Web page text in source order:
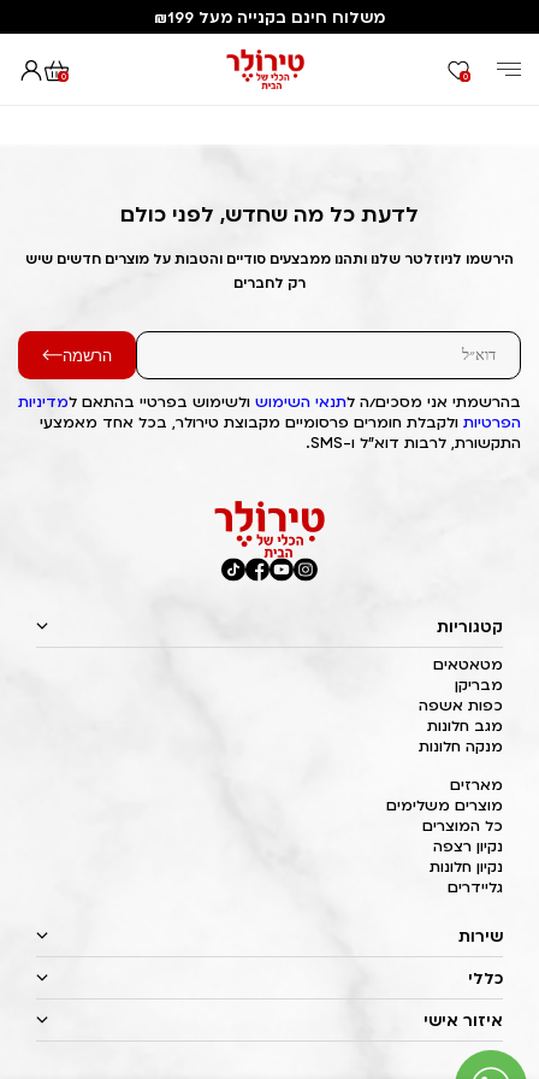
משלוח חינם בקנייה מעל ₪199
0 0
דף הבית Out of Stock Alert 2025/02/02 1738486861
לדעת כל מה שחדש, לפני כולם
הירשמו לניוזלטר שלנו ותהנו ממבצעים סודיים והטבות על מוצרים חדשים שיש
רק לחברים
הרשמה
בהרשמתי אני מסכים/ה לתנאי השימוש ולשימוש בפרטיי בהתאם למדיניות
הפרטיות ולקבלת חומרים פרסומיים מקבוצת טירולר, בכל אחד מאמצעי
התקשורת, לרבות דוא"ל ו-SMS.
קטגוריות
מטאטאים
מבריקן
כפות אשפה
מגב חלונות
מנקה חלונות
מארזים
מוצרים משלימים
כל המוצרים
נקיון רצפה
נקיון חלונות
גליידרים
שירות
כללי
איזור אישי